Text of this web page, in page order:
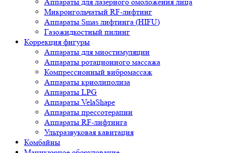
Аппараты для лазерного омоложения лица
Микроигольчатый RF-лифтинг
Аппараты Smas лифтинга (HIFU)
Газожидкостный пилинг
Коррекция фигуры
Аппараты для миостимуляции
Аппараты ротационного массажа
Компрессионный вибромассаж
Аппараты криолиполиза
Аппараты LPG
Аппараты VelaShape
Аппараты прессотерапии
Аппараты RF-лифтинга
Ультразвуковая кавитация
Комбайны